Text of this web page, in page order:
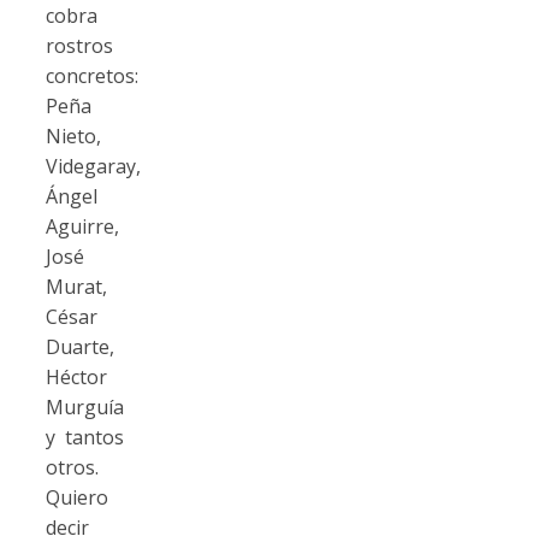
cobra
rostros
concretos:
Peña
Nieto,
Videgaray,
Ángel
Aguirre,
José
Murat,
César
Duarte,
Héctor
Murguía
y tantos
otros.
Quiero
decir